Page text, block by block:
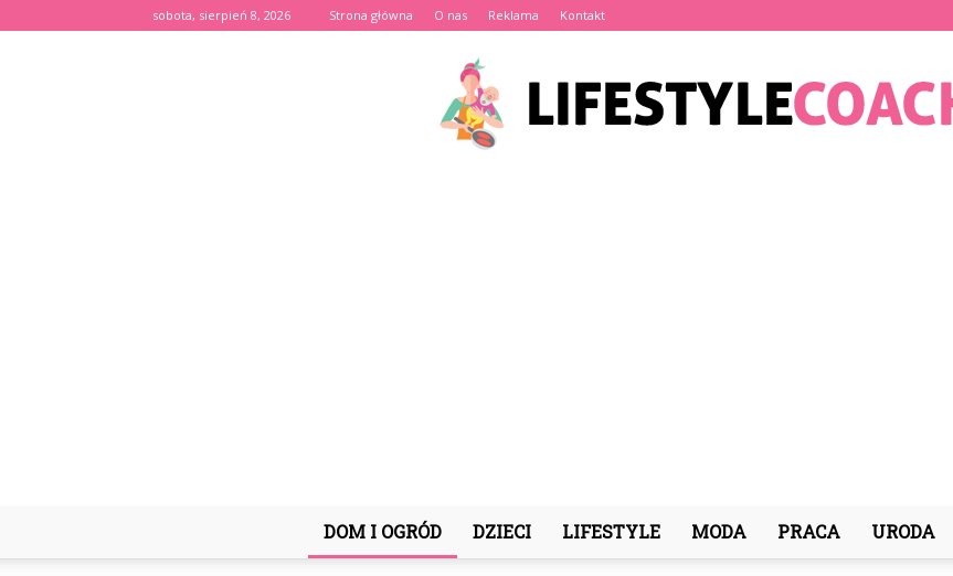
sobota, sierpień 8, 2026 Strona główna O nas Reklama Kontakt
DOM I OGRÓD DZIECI LIFESTYLE MODA PRACA URODA